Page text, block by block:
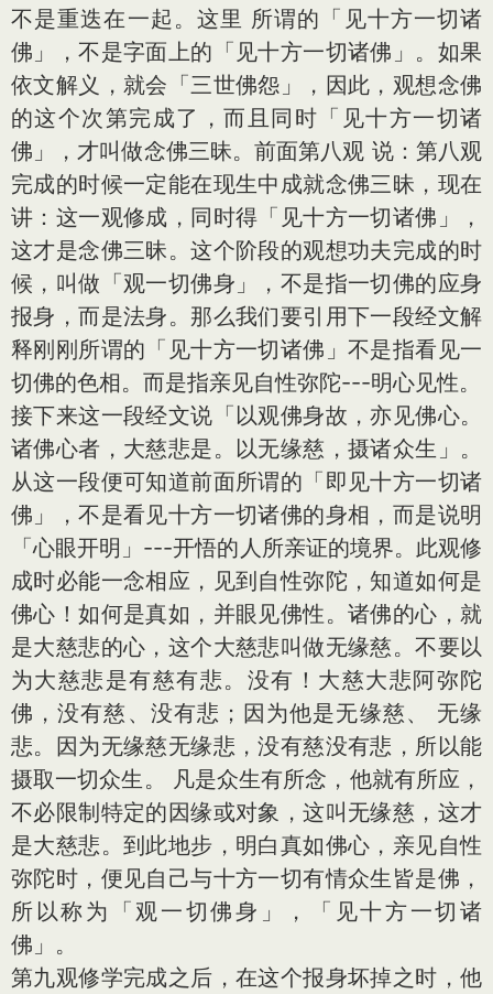
不是重迭在一起。这里 所谓的「见十方一切诸
佛」，不是字面上的「见十方一切诸佛」。如果
依文解义，就会「三世佛怨」，因此，观想念佛
的这个次第完成了，而且同时「见十方一切诸
佛」，才叫做念佛三昧。前面第八观 说：第八观
完成的时候一定能在现生中成就念佛三昧，现在
讲：这一观修成，同时得「见十方一切诸佛」，
这才是念佛三昧。这个阶段的观想功夫完成的时
候，叫做「观一切佛身」，不是指一切佛的应身
报身，而是法身。那么我们要引用下一段经文解
释刚刚所谓的「见十方一切诸佛」不是指看见一
切佛的色相。而是指亲见自性弥陀---明心见性。
接下来这一段经文说「以观佛身故，亦见佛心。
诸佛心者，大慈悲是。以无缘慈，摄诸众生」。
从这一段便可知道前面所谓的「即见十方一切诸
佛」，不是看见十方一切诸佛的身相，而是说明
「心眼开明」---开悟的人所亲证的境界。此观修
成时必能一念相应，见到自性弥陀，知道如何是
佛心！如何是真如，并眼见佛性。诸佛的心，就
是大慈悲的心，这个大慈悲叫做无缘慈。不要以
为大慈悲是有慈有悲。没有！大慈大悲阿弥陀
佛，没有慈、没有悲；因为他是无缘慈、 无缘
悲。因为无缘慈无缘悲，没有慈没有悲，所以能
摄取一切众生。 凡是众生有所念，他就有所应，
不必限制特定的因缘或对象，这叫无缘慈，这才
是大慈悲。到此地步，明白真如佛心，亲见自性
弥陀时，便见自己与十方一切有情众生皆是佛，
所以称为「观一切佛身」，「见十方一切诸
佛」。
第九观修学完成之后，在这个报身坏掉之时，他